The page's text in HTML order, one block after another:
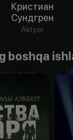
Кристиан
Сундгрен
Aktyor
boshqa